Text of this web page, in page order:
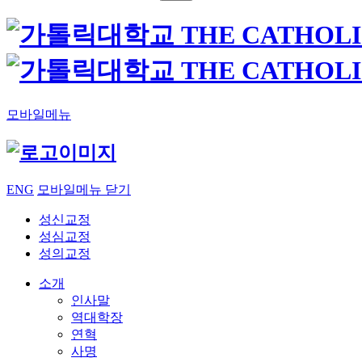
모바일메뉴
ENG 모바일메뉴 닫기
성신교정
성심교정
성의교정
소개
인사말
역대학장
연혁
사명